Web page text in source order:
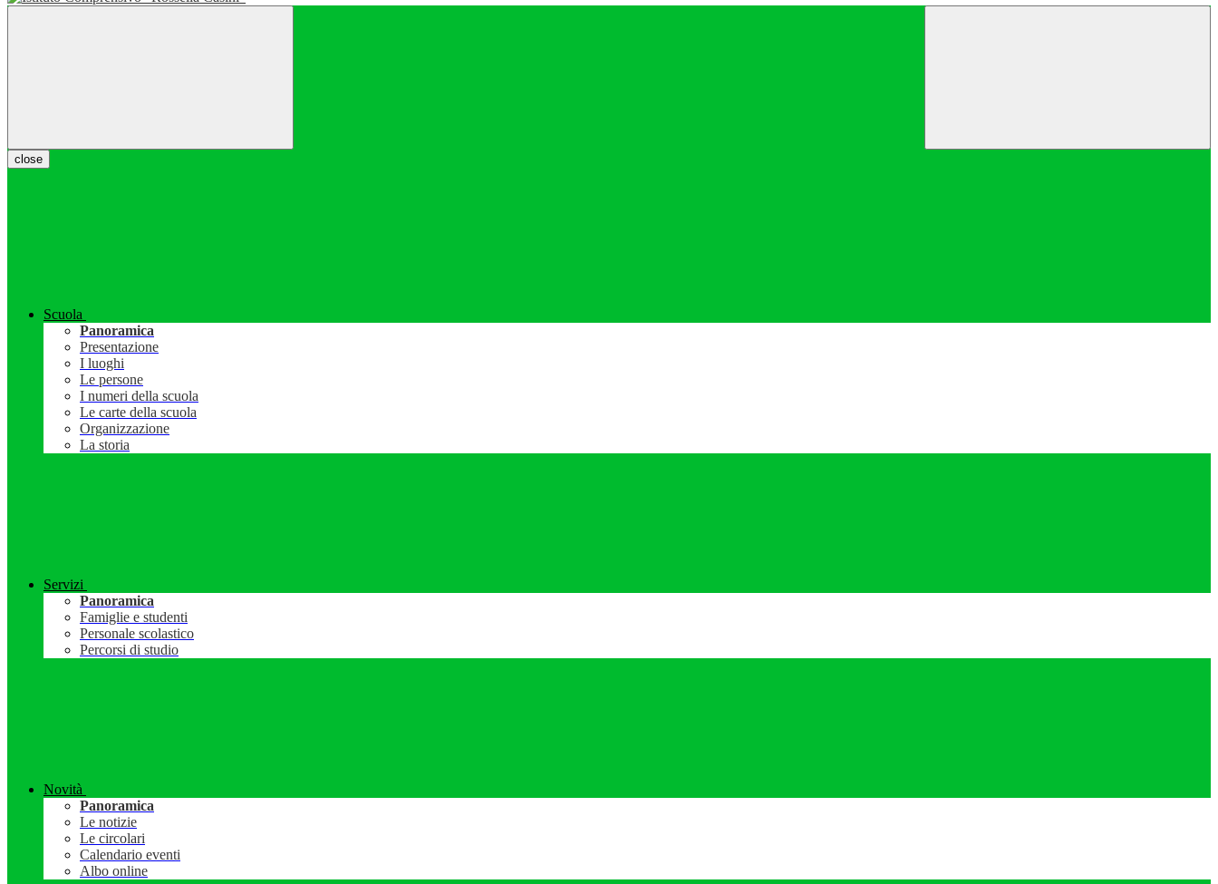
close
Scuola
Panoramica
Presentazione
I luoghi
Le persone
I numeri della scuola
Le carte della scuola
Organizzazione
La storia
Servizi
Panoramica
Famiglie e studenti
Personale scolastico
Percorsi di studio
Novità
Panoramica
Le notizie
Le circolari
Calendario eventi
Albo online